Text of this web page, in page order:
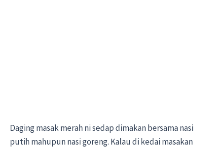
Daging masak merah ni sedap dimakan bersama nasi
putih mahupun nasi goreng. Kalau di kedai masakan